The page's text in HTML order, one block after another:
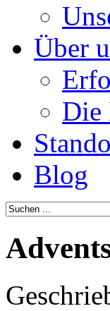
Über
Die
Blog